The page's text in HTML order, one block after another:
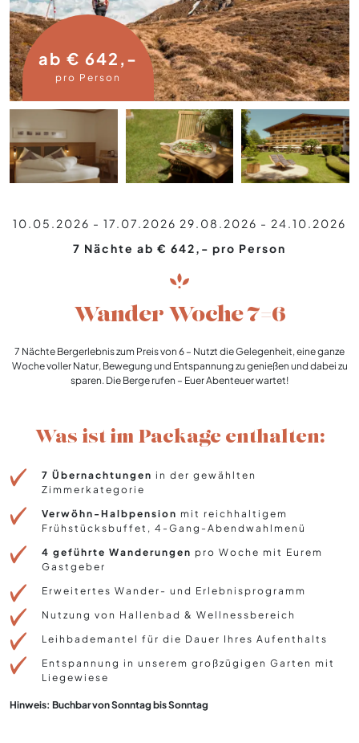
ab € 642,-
pro Person
10.05.2026 - 17.07.2026 29.08.2026 - 24.10.2026
7 Nächte ab € 642,- pro Person
Wander Woche 7=6
7 Nächte Bergerlebnis zum Preis von 6 – Nutzt die Gelegenheit, eine ganze
Woche voller Natur, Bewegung und Entspannung zu genießen und dabei zu
sparen. Die Berge rufen – Euer Abenteuer wartet!
Was ist im Package enthalten:
7 Übernachtungen in der gewählten
Zimmerkategorie
Verwöhn-Halbpension mit reichhaltigem
Frühstücksbuffet, 4-Gang-Abendwahlmenü
4 geführte Wanderungen pro Woche mit Eurem
Gastgeber
Erweitertes Wander- und Erlebnisprogramm
Nutzung von Hallenbad & Wellnessbereich
Leihbademantel für die Dauer Ihres Aufenthalts
Entspannung in unserem großzügigen Garten mit
Liegewiese
Hinweis: Buchbar von Sonntag bis Sonntag